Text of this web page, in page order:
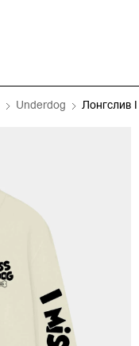
Underdog Лонгслив